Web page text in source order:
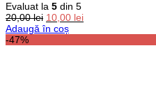
Evaluat la 5 din 5
20,00lei Prețul
inițial
10,00 leiPrețul
Adaugă în coș
-47%